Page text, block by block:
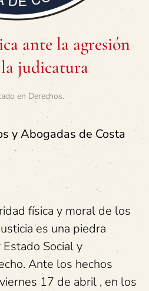
ante la agresión
judicatura
en Derechos.
y Abogadas de Costa
física y moral de los
es una piedra
Social y
Ante los hechos
17 de abril , en los